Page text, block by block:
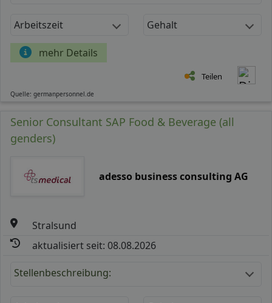
Arbeitszeit Gehalt
mehr Details
Teilen
Quelle: germanpersonnel.de
Senior Consultant SAP Food & Beverage (all
genders)
adesso business consulting AG
Stralsund
aktualisiert seit: 08.08.2026
Stellenbeschreibung: